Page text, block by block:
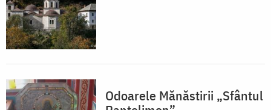
Odoarele Mănăstirii „Sfântul